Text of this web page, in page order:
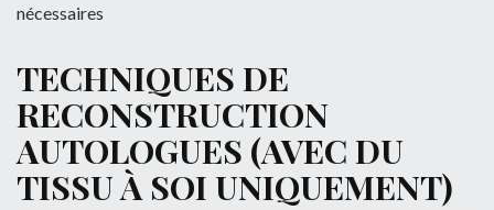
nécessaires
TECHNIQUES DE
RECONSTRUCTION
AUTOLOGUES (AVEC DU
TISSU À SOI UNIQUEMENT)